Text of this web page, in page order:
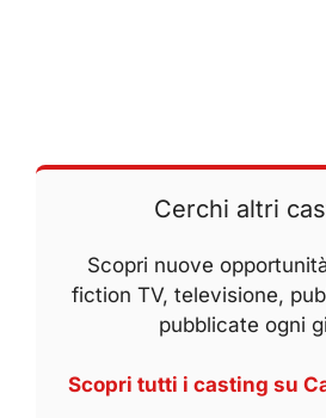
Cerchi altri
Scopri nuove
fiction TV, televisione,
pubblicate ogni
Scopri tutti i casting su